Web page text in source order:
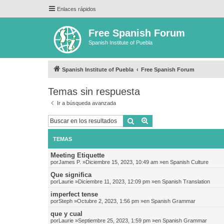
Enlaces rápidos
Free Spanish Forum
Spanish Institute of Puebla
Spanish Institute of Puebla Free Spanish Forum
Temas sin respuesta
Ir a búsqueda avanzada
Buscar
TEMAS
Meeting Etiquette
porJames P. »Diciembre 15, 2023, 10:49 am »en Spanish Culture
Que significa
porLaurie »Diciembre 11, 2023, 12:09 pm »en Spanish Translation
imperfect tense
porSteph »Octubre 2, 2023, 1:56 pm »en Spanish Grammar
que y cual
porLaurie »Septiembre 25, 2023, 1:59 pm »en Spanish Grammar